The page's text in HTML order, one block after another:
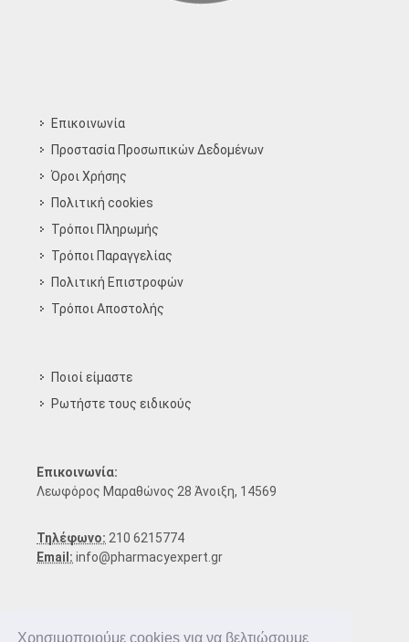
Χρησιμοποιούμε cookies για να βελτιώσουμε
Επικοινωνία
Προστασία Προσωπικών Δεδομένων
Όροι Χρήσης
Πολιτική cookies
Τρόποι Πληρωμής
Τρόποι Παραγγελίας
Πολιτική Επιστροφών
Τρόποι Aποστολής
Ποιοί είμαστε
Ρωτήστε τους ειδικούς
Επικοινωνία:
Λεωφόρος Μαραθώνος 28 Άνοιξη, 14569
Τηλέφωνο: 210 6215774
Email: info@pharmacyexpert.gr